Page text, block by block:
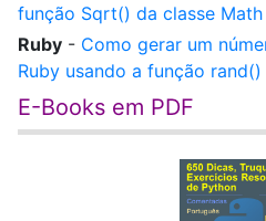
função Sqrt() da classe Math
Ruby - Como gerar um
Ruby usando a função
E-Books em PDF